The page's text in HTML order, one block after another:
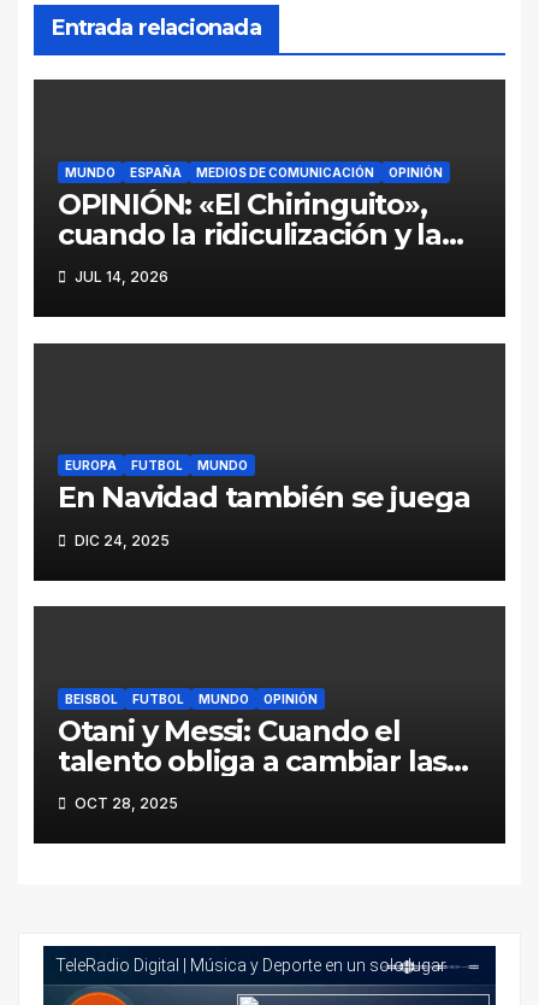
Entrada relacionada
MUNDO ESPAÑA MEDIOS DE COMUNICACIÓN OPINIÓN
OPINIÓN: «El Chiringuito»,
cuando la ridiculización y la
parcialidad se disfrazan de
periodismo deportivo
JUL 14, 2026
EUROPA FUTBOL MUNDO
En Navidad también se juega
DIC 24, 2025
BEISBOL FUTBOL MUNDO OPINIÓN
Otani y Messi: Cuando el
talento obliga a cambiar las
reglas
OCT 28, 2025